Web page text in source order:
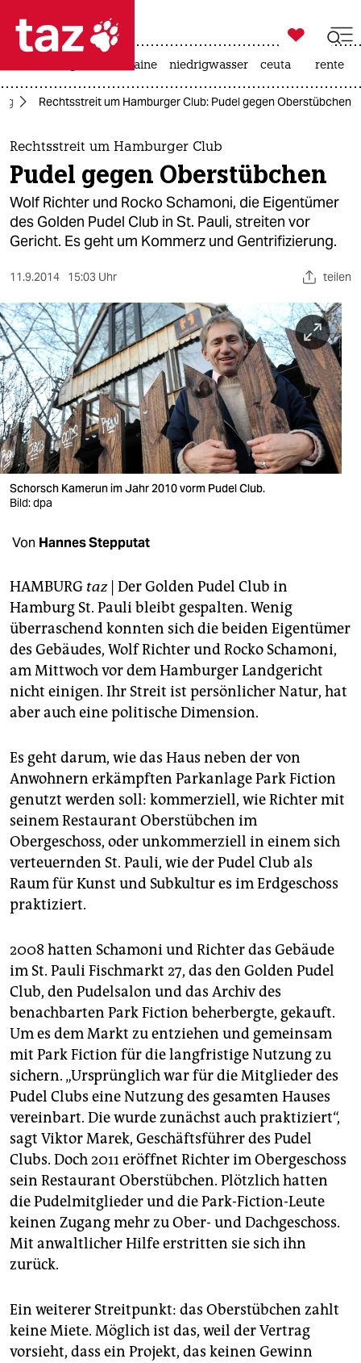
 taz zahl ich
taz zahl ich
themen
politik
öko
gesellschaft
sport
berlin
nord
wahrheit
verlag
verlag
veranstaltungen
fragen & hilfe
unterstützen
abo
genossenschaft

taz zahl ich
krieg in der ukraine niedrigwasser ceuta rente
Rechtsstreit um Hamburger Club: Pudel gegen Oberstübchen
Rechtsstreit um Hamburger Club
Pudel gegen Oberstübchen
Wolf Richter und Rocko Schamoni, die Eigentümer
des Golden Pudel Club in St. Pauli, streiten vor
Gericht. Es geht um Kommerz und Gentrifizierung.
11.9.2014 15:03 Uhr teilen
Schorsch Kamerun im Jahr 2010 vorm Pudel Club.
Bild: dpa
Von Hannes Stepputat
HAMBURG taz| Der Golden Pudel Club in
Hamburg St. Pauli bleibt gespalten. Wenig
überraschend konnten sich die beiden Eigentümer
des Gebäudes, Wolf Richter und Rocko Schamoni,
am Mittwoch vor dem Hamburger Landgericht
nicht einigen. Ihr Streit ist persönlicher Natur, hat
aber auch eine politische Dimension.
Es geht darum, wie das Haus neben der von
Anwohnern erkämpften Parkanlage Park Fiction
genutzt werden soll: kommerziell, wie Richter mit
seinem Restaurant Oberstübchen im
Obergeschoss, oder unkommerziell in einem sich
verteuernden St. Pauli, wie der Pudel Club als
Raum für Kunst und Subkultur es im Erdgeschoss
praktiziert.
2008 hatten Schamoni und Richter das Gebäude
im St. Pauli Fischmarkt 27, das den Golden Pudel
Club, den Pudelsalon und das Archiv des
benachbarten Park Fiction beherbergte, gekauft.
Um es dem Markt zu entziehen und gemeinsam
mit Park Fiction für die langfristige Nutzung zu
sichern. „Ursprünglich war für die Mitglieder des
Pudel Clubs eine Nutzung des gesamten Hauses
vereinbart. Die wurde zunächst auch praktiziert“,
sagt Viktor Marek, Geschäftsführer des Pudel
Clubs. Doch 2011 eröffnet Richter im Obergeschoss
sein Restaurant Oberstübchen. Plötzlich hatten
die Pudelmitglieder und die Park-Fiction-Leute
keinen Zugang mehr zu Ober- und Dachgeschoss.
Mit anwaltlicher Hilfe erstritten sie sich ihn
zurück.
Ein weiterer Streitpunkt: das Oberstübchen zahlt
keine Miete. Möglich ist das, weil der Vertrag
vorsieht, dass ein Projekt, das keinen Gewinn